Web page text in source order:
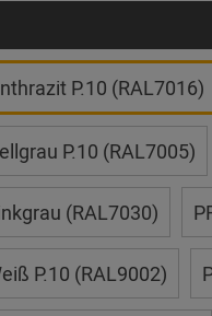
P.10 (RAL7016)
P.10 (RAL7005)
(RAL7030)
P.10 (RAL9002)